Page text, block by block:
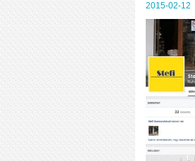
2015-02-12